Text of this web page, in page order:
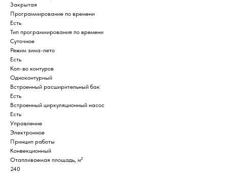
Закрытая
Программирование по времени
Есть
Тип программирования по времени
Суточное
Режим зима-лето
Есть
Кол-во контуров
Одноконтурный
Встроенный расширительный бак
Есть
Встроенный циркуляционный насос
Есть
Управление
Электронное
Принцип работы
Конвекционный
Отапливаемая площадь, м²
240